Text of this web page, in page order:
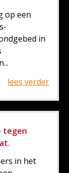
op een
in
lees verder
tegen
in het